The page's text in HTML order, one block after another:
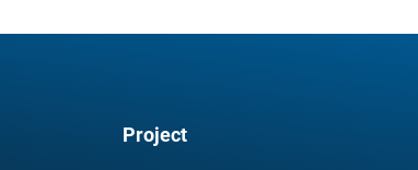
Project